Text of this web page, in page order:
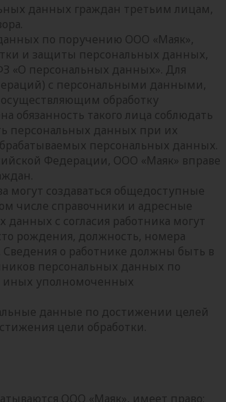
данных граждан третьим лицам,
по поручению ООО «Маяк»,
и защиты персональных данных,
«О персональных данных». Для
с персональными данными,
обработку
обязанность такого лица соблюдать
персональных данных при их
персональных данных.
Федерации, ООО «Маяк» вправе
могут создаваться общедоступные
числе справочники и адресные
с согласия работника могут
рождения, должность, номера
о работнике должны быть в
персональных данных по
иных уполномоченных
данные по достижении целей
цели обработки.
ООО «Маяк», имеет право: